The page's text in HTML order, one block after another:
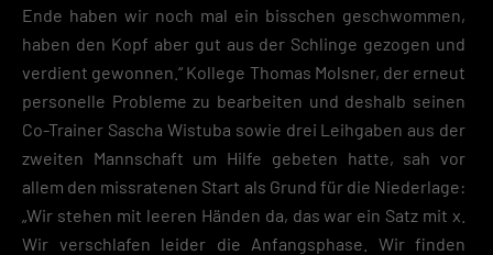
Ende haben wir noch mal ein bisschen geschwommen,
haben den Kopf aber gut aus der Schlinge gezogen und
verdient gewonnen.“ Kollege Thomas Molsner, der erneut
personelle Probleme zu bearbeiten und deshalb seinen
Co-Trainer Sascha Wistuba sowie drei Leihgaben aus der
zweiten Mannschaft um Hilfe gebeten hatte, sah vor
allem den missratenen Start als Grund für die Niederlage:
„Wir stehen mit leeren Händen da, das war ein Satz mit x.
Wir verschlafen leider die Anfangsphase. Wir finden